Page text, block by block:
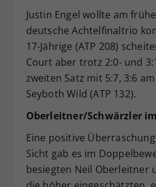
Justin Engel wollte am
deutsche Achtelfinaltrio
17-Jährige (ATP 208)
Court aber trotz 2:0- und
zweiten Satz mit 5:7, 3:6
Seyboth Wild (ATP 132).
Oberleitner/Schwärzler
Eine positive
Sicht gab es im
besiegten Neil Oberleitner